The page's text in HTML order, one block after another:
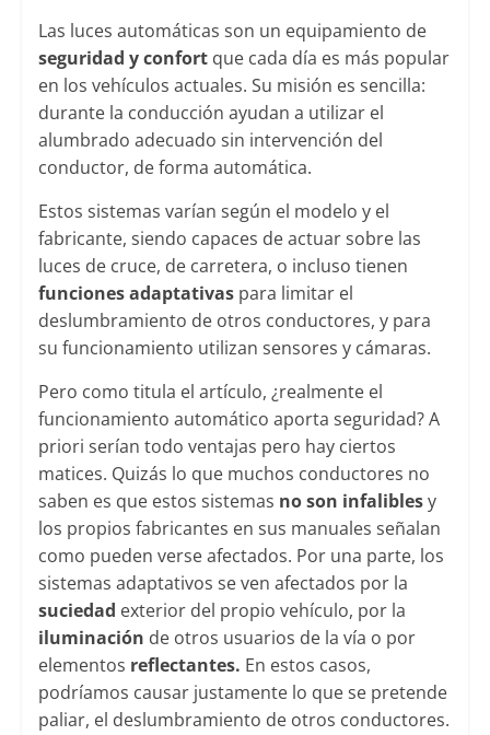
Las luces automáticas son un equipamiento de
seguridad y confortque cada día es más popular
en los vehículos actuales. Su misión es sencilla:
durante la conducción ayudan a utilizar el
alumbrado adecuado sin intervención del
conductor, de forma automática.
Estos sistemas varían según el modelo y el
fabricante, siendo capaces de actuar sobre las
luces de cruce, de carretera, o incluso tienen
funciones adaptativaspara limitar el
deslumbramiento de otros conductores, y para
su funcionamiento utilizan sensores y cámaras.
Pero como titula el artículo, ¿realmente el
funcionamiento automático aporta seguridad? A
priori serían todo ventajas pero hay ciertos
matices. Quizás lo que muchos conductores no
saben es que estos sistemas no son infaliblesy
los propios fabricantes en sus manuales señalan
como pueden verse afectados. Por una parte, los
sistemas adaptativos se ven afectados por la
suciedad exterior del propio vehículo, por la
iluminación de otros usuarios de la vía o por
elementos reflectantes. En estos casos,
podríamos causar justamente lo que se pretende
paliar, el deslumbramiento de otros conductores.